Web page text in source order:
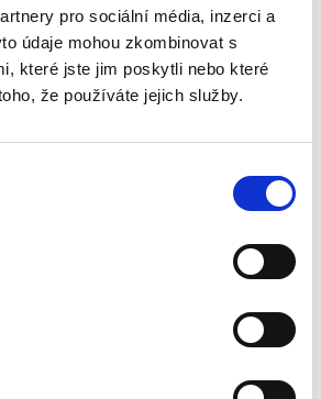
pro sociální média, inzerci a
údaje mohou zkombinovat s
které jste jim poskytli nebo které
že používáte jejich služby.